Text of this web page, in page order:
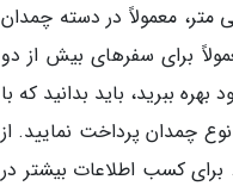
بیش از 80 سانتی متر و مجموع طول، عرض و ارتفاع بیش از 203 سانتی متر، معمولاً در دسته چمدان
از 30 کیلوگرم بار را دارند و معمولاً برای سفرهای بیش از دو
ببرید، باید بدانید که با
چمدان پرداخت نمایید. از
کسب اطلاعات بیشتر در